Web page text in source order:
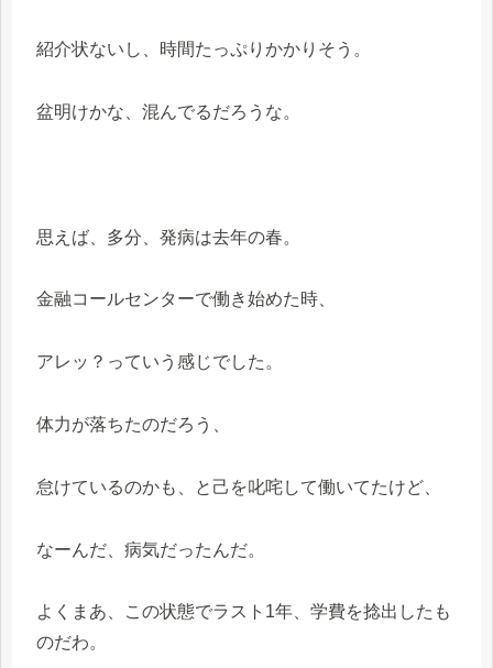
紹介状ないし、時間たっぷりかかりそう。
盆明けかな、混んでるだろうな。
思えば、多分、発病は去年の春。
金融コールセンターで働き始めた時、
アレッ？っていう感じでした。
体力が落ちたのだろう、
怠けているのかも、と己を叱咤して働いてたけど、
なーんだ、病気だったんだ。
よくまあ、この状態でラスト1年、学費を捻出したも
のだわ。